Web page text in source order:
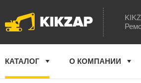
KIKZAP
КАТАЛОГ О КОМПАНИИ